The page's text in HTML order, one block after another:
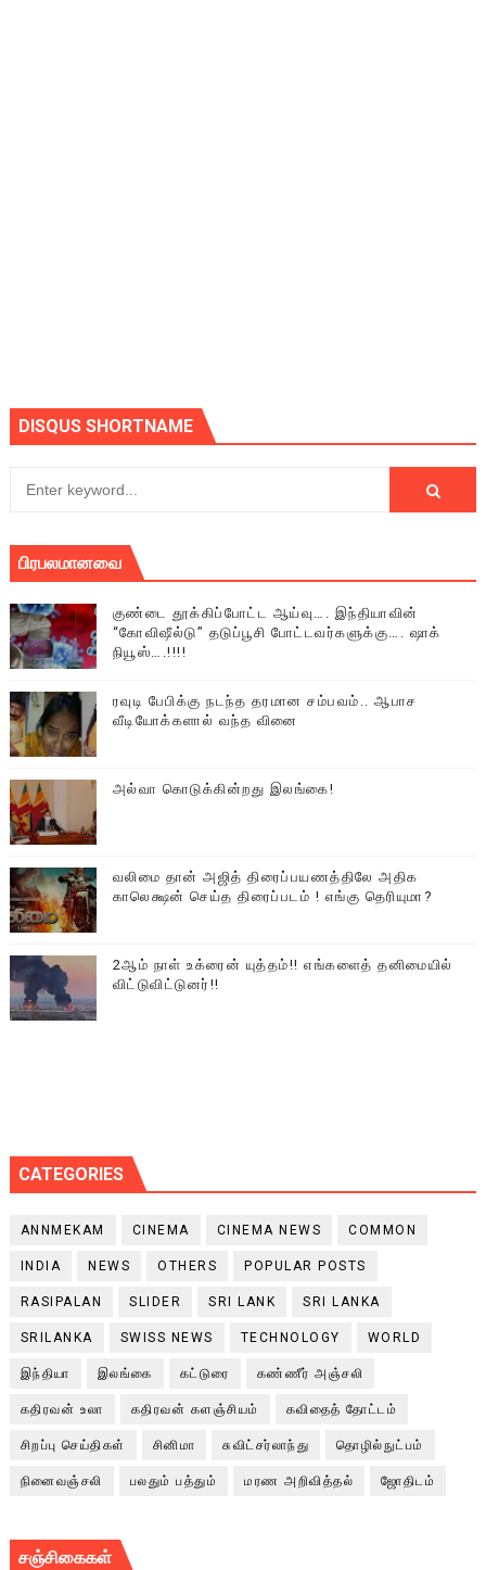
DISQUS SHORTNAME
பிரபலமானவை
குண்டை தூக்கிப்போட்ட ஆய்வு…. இந்தியாவின்
“கோவிஷீல்டு” தடுப்பூசி போட்டவர்களுக்கு…. ஷாக்
நியூஸ்….!!!!
ரவுடி பேபிக்கு நடந்த தரமான சம்பவம்.. ஆபாச
வீடியோக்களால் வந்த வினை
அல்வா கொடுக்கின்றது இலங்கை!
வலிமை தான் அஜித் திரைப்பயணத்திலே அதிக
காலெக்ஷன் செய்த திரைப்படம் ! எங்கு தெரியுமா?
2ஆம் நாள் உக்ரைன் யுத்தம்!! எங்களைத் தனிமையில்
விட்டுவிட்டுனர்!!
CATEGORIES
ANNMEKAM CINEMA CINEMA NEWS COMMON
INDIA NEWS OTHERS POPULAR POSTS
RASIPALAN SLIDER SRI LANK SRI LANKA
SRILANKA SWISS NEWS TECHNOLOGY WORLD
இந்தியா இலங்கை கட்டுரை கண்ணீர் அஞ்சலி
கதிரவன் உலா கதிரவன் களஞ்சியம் கவிதைத் தோட்டம்
சிறப்பு செய்திகள் சினிமா சுவிட்சர்லாந்து தொழில்நுட்பம்
நினைவஞ்சலி பலதும் பத்தும் மரண அறிவித்தல் ஜோதிடம்
சஞ்சிகைகள்